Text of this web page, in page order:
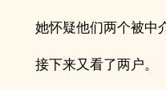
她怀疑他们两个被中
接下来又看了两户。